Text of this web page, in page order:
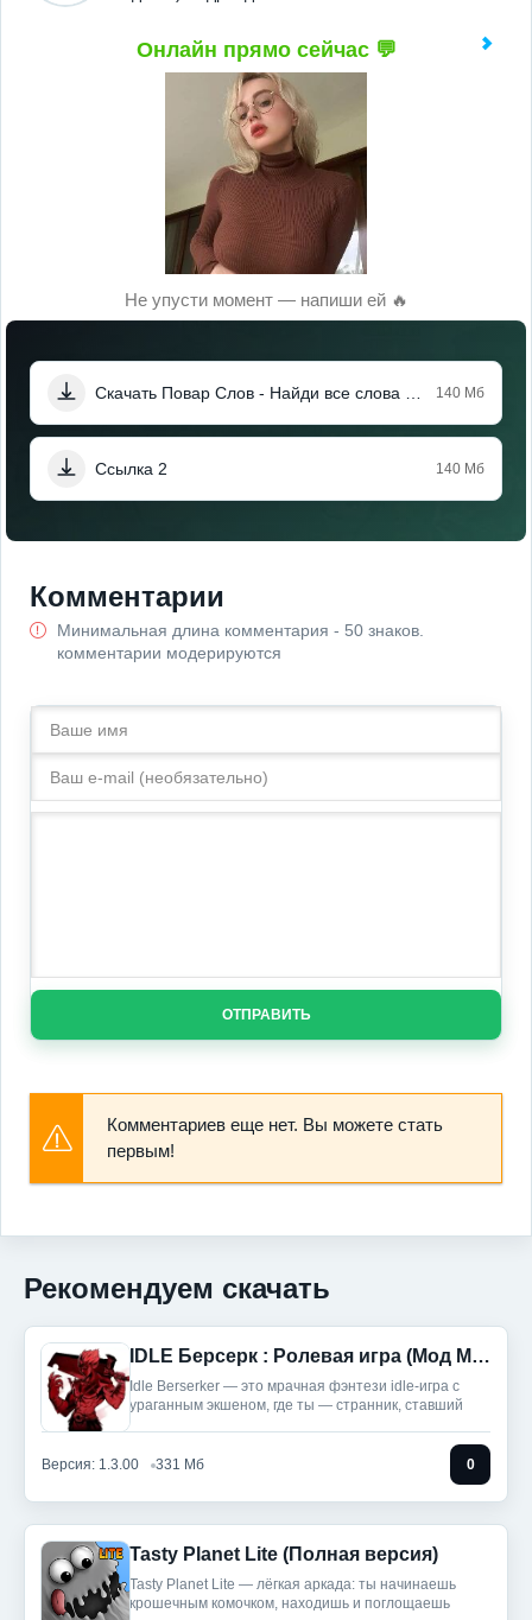
Онлайн прямо сейчас 💬
Не упусти момент — напиши ей 🔥
140 Мб
Ссылка 2 140 Мб
Комментарии
Минимальная длина комментария - 50 знаков.
комментарии модерируются
ОТПРАВИТЬ
Комментариев еще нет. Вы можете стать
первым!
Рекомендуем скачать
IDLE Берсерк : Ролевая игра (Мод Меню)
Idle Berserker — это мрачная фэнтези idle-игра с
ураганным экшеном, где ты — странник, ставший
Версия: 1.3.00 331 Мб 0
Tasty Planet Lite (Полная версия)
Tasty Planet Lite — лёгкая аркада: ты начинаешь
крошечным комочком, находишь и поглощаешь